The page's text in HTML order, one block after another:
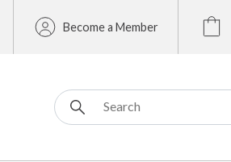
Become a Member
Search for: